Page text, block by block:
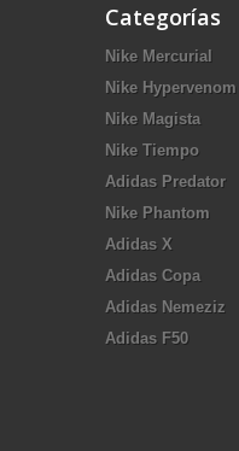
Categorías
Nike Mercurial
Nike Hypervenom
Nike Magista
Nike Tiempo
Adidas Predator
Nike Phantom
Adidas X
Adidas Copa
Adidas Nemeziz
Adidas F50